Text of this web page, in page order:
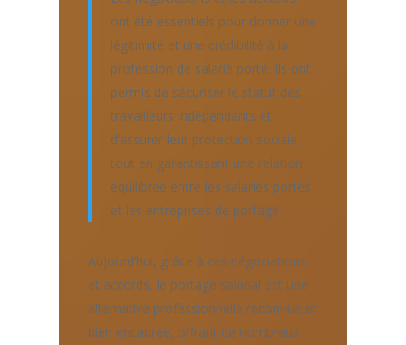
ont été essentiels pour donner une
légitimité et une crédibilité à la
profession de salarié porté. Ils ont
permis de sécuriser le statut des
travailleurs indépendants et
d’assurer leur protection sociale,
tout en garantissant une relation
équilibrée entre les salariés portés
et les entreprises de portage.
Aujourd’hui, grâce à ces négociations
et accords, le portage salarial est une
alternative professionnelle reconnue et
bien encadrée, offrant de nombreux